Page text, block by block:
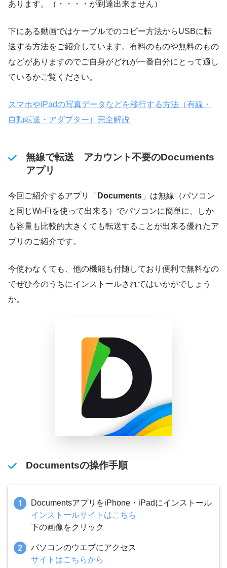
あります。（・・・・が到達出来ません）
下にある動画ではケーブルでのコピー方法からUSBに転
送する方法をご紹介しています。有料のものや無料のもの
などがありますのでご自身がどれが一番自分にとって適し
ているかご覧ください。
スマホやiPadの写真データなどを移行する方法（有線・
自動転送・アダプター）完全解説
無線で転送 アカウント不要のDocuments
アプリ
今回ご紹介するアプリ「 Documents 」は無線（パソコン
と同じWi-Fiを使って出来る）でパソコンに簡単に、しか
も容量も比較的大きくても転送することが出来る優れたア
プリのご紹介です。
今使わなくても、他の機能も付随しており便利で無料なの
でぜひ今のうちにインストールされてはいかがでしょう
か。
Documentsの操作手順
DocumentsアプリをiPhone・iPadにインストール
インストールサイトはこちら
下の画像をクリック
パソコンのウエブにアクセス
サイトはこちらから